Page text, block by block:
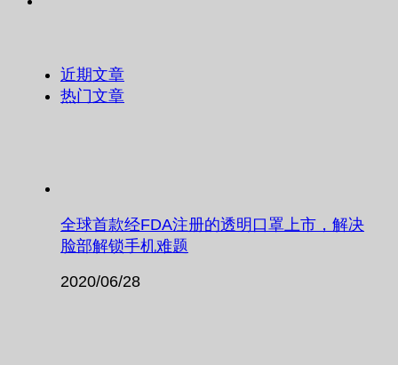
近期文章
热门文章
全球首款经FDA注册的透明口罩上市，解决
脸部解锁手机难题
2020/06/28